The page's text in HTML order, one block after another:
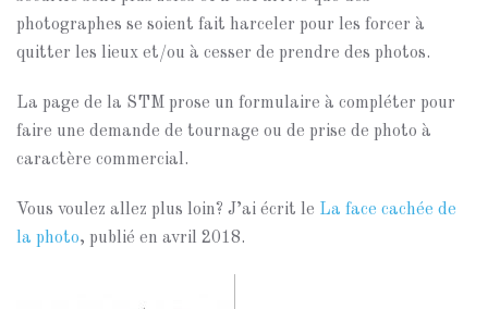
photographes se soient fait harceler pour les forcer à
quitter les lieux et/ou à cesser de prendre des photos.
La page de la STM prose un formulaire à compléter pour
faire une demande de tournage ou de prise de photo à
caractère commercial.
Vous voulez allez plus loin? J’ai écrit le La face cachée de
la photo, publié en avril 2018.